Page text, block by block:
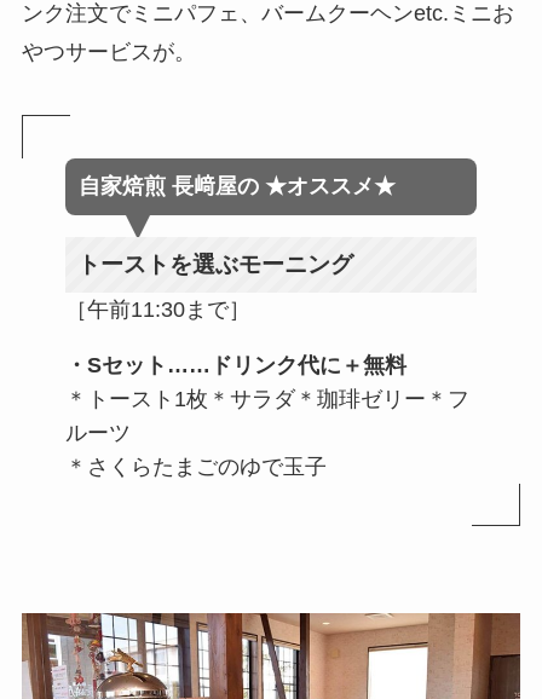
ンク注文でミニパフェ、バームクーヘンetc.ミニお
やつサービスが。
自家焙煎 長﨑屋の ★オススメ★
トーストを選ぶモーニング
［午前11:30まで］
・Sセット …… ドリンク代に＋無料
＊トースト1枚＊サラダ＊珈琲ゼリー＊フ
ルーツ
＊さくらたまごのゆで玉子